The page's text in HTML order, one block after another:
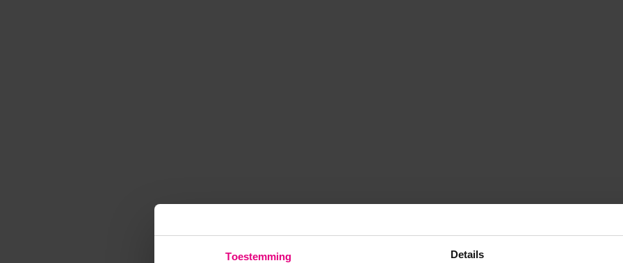
Toestemming Details